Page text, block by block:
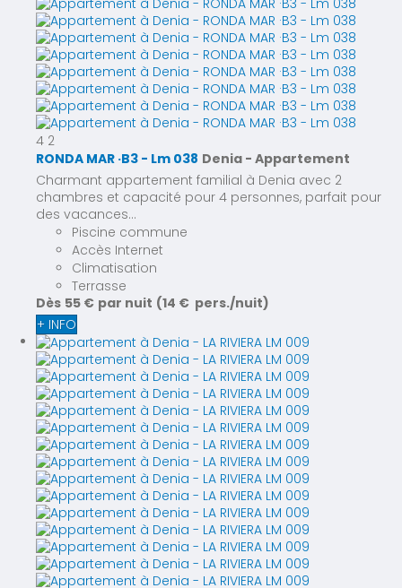
4 2
RONDA MAR ·B3 - Lm 038 Denia - Appartement
Charmant appartement familial à Denia avec 2
chambres et capacité pour 4 personnes, parfait pour
des vacances...
Piscine commune
Accès Internet
Climatisation
Terrasse
Dès 55 € par nuit (14 € pers./nuit)
+ INFO